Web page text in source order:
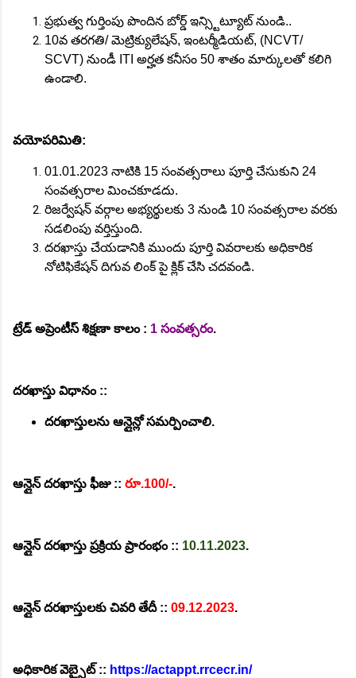
ప్రభుత్వ గుర్తింపు పొందిన బోర్డ్ ఇన్స్టిట్యూట్ నుండి..
10వ తరగతి/ మెట్రిక్యులేషన్, ఇంటర్మీడియట్, (NCVT/
SCVT) నుండీ ITI అర్హత కనీసం 50 శాతం మార్కులతో కలిగి
ఉండాలి.
వయోపరిమితి:
01.01.2023 నాటికి 15 సంవత్సరాలు పూర్తి చేసుకుని 24
సంవత్సరాల మించకూడదు.
రిజర్వేషన్ వర్గాల అభ్యర్థులకు 3 నుండి 10 సంవత్సరాల వరకు
సడలింపు వర్తిస్తుంది.
దరఖాస్తు చేయడానికి ముందు పూర్తి వివరాలకు అధికారిక
నోటిఫికేషన్ దిగువ లింక్ పై క్లిక్ చేసి చదవండి.
ట్రేడ్ అప్రెంటీస్ శిక్షణా కాలం : 1 సంవత్సరం.
దరఖాస్తు విధానం ::
దరఖాస్తులను ఆన్లైన్లో సమర్పించాలి.
ఆన్లైన్ దరఖాస్తు ఫీజు :: రూ.100/-.
ఆన్లైన్ దరఖాస్తు ప్రక్రియ ప్రారంభం :: 10.11.2023.
ఆన్లైన్ దరఖాస్తులకు చివరి తేదీ :: 09.12.2023.
అధికారిక వెబ్సైట్ :: https://actappt.rrcecr.in/